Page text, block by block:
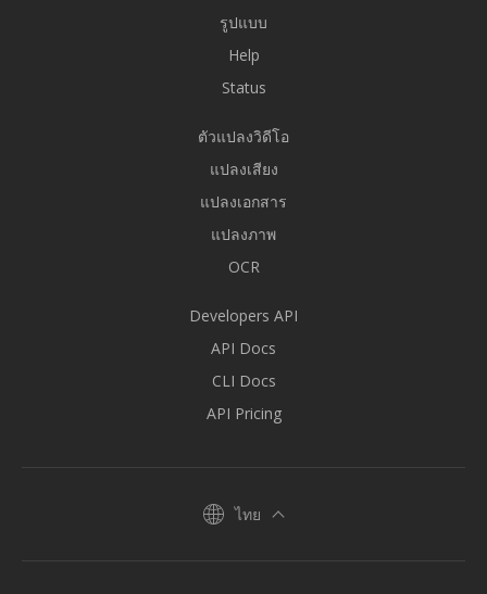
รูปแบบ
Help
Status
ตัวแปลงวิดีโอ
แปลงเสียง
แปลงเอกสาร
แปลงภาพ
OCR
Developers API
API Docs
CLI Docs
API Pricing
ไทย